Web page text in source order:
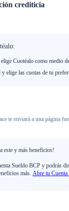
crediticia
Cuotéalo como medio
elige las cuotas de tu
te enviará a una página
este y más beneficios!
Sueldo BCP y podrás
más. Abre tu Cuenta